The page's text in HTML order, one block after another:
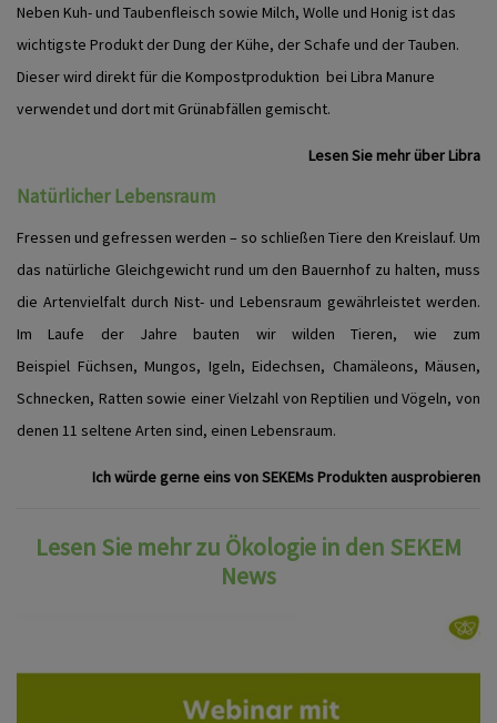
Neben Kuh- und Taubenfleisch sowie Milch, Wolle und Honig ist das
wichtigste Produkt der Dung der Kühe, der Schafe und der Tauben.
Dieser wird direkt für die Kompostproduktion bei Libra Manure
verwendet und dort mit Grünabfällen gemischt.
Lesen Sie mehr über Libra
Natürlicher Lebensraum
Fressen und gefressen werden – so schließen Tiere den Kreislauf. Um
das natürliche Gleichgewicht rund um den Bauernhof zu halten, muss
die Artenvielfalt durch Nist- und Lebensraum gewährleistet werden.
Im Laufe der Jahre bauten wir wilden Tieren, wie zum
Beispiel Füchsen, Mungos, Igeln, Eidechsen, Chamäleons, Mäusen,
Schnecken, Ratten sowie einer Vielzahl von Reptilien und Vögeln, von
denen 11 seltene Arten sind, einen Lebensraum.
Ich würde gerne eins von SEKEMs Produkten ausprobieren
Lesen Sie mehr zu Ökologie in den SEKEM
News